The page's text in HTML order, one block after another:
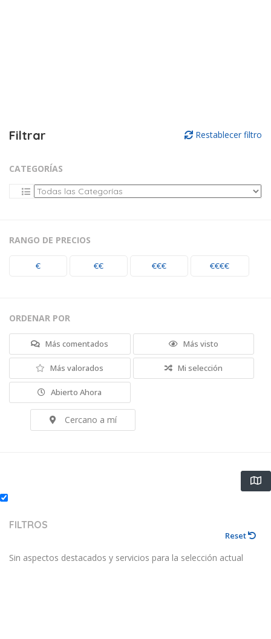
Filtrar Restablecer filtro
CATEGORÍAS
RANGO DE PRECIOS
€ €€ €€€ €€€€
ORDENAR POR
Más comentados Más visto
Más valorados Mi selección
Abierto Ahora
Cercano a mí
FILTROS
Reset
Sin aspectos destacados y servicios para la selección actual